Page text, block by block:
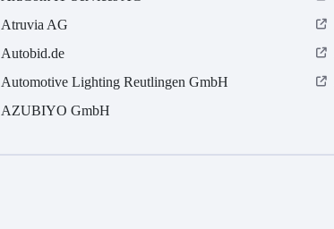
Atruvia AG
Autobid.de
Automotive Lighting Reutlingen GmbH
AZUBIYO GmbH